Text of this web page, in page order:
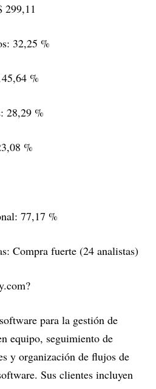
299,11
32,25 %
%
28,29 %
%
77,17 %
Compra fuerte (24 analistas)
para la gestión de
equipo, seguimiento de
y organización de flujos de
Sus clientes incluyen